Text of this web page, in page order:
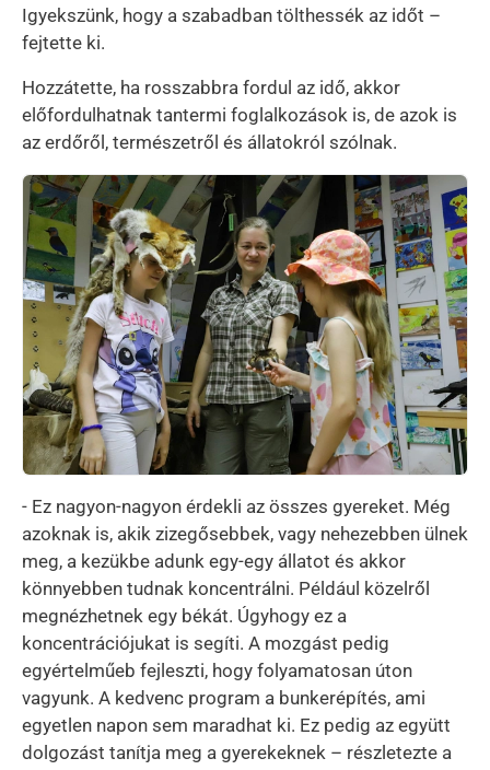
Igyekszünk, hogy a szabadban tölthessék az időt –
fejtette ki.
Hozzátette, ha rosszabbra fordul az idő, akkor
előfordulhatnak tantermi foglalkozások is, de azok is
az erdőről, természetről és állatokról szólnak.
Kép
- Ez nagyon-nagyon érdekli az összes gyereket. Még
azoknak is, akik zizegősebbek, vagy nehezebben ülnek
meg, a kezükbe adunk egy-egy állatot és akkor
könnyebben tudnak koncentrálni. Például közelről
megnézhetnek egy békát. Úgyhogy ez a
koncentrációjukat is segíti. A mozgást pedig
egyértelműeb fejleszti, hogy folyamatosan úton
vagyunk. A kedvenc program a bunkerépítés, ami
egyetlen napon sem maradhat ki. Ez pedig az együtt
dolgozást tanítja meg a gyerekeknek – részletezte a